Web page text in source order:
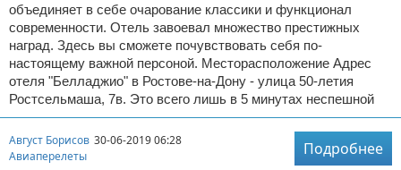
объединяет в себе очарование классики и функционал
современности. Отель завоевал множество престижных
наград. Здесь вы сможете почувствовать себя по-
настоящему важной персоной. Месторасположение Адрес
отеля "Белладжио" в Ростове-на-Дону - улица 50-летия
Ростсельмаша, 7в. Это всего лишь в 5 минутах неспешной
Август Борисов 30-06-2019 06:28
Авиаперелеты
Подробнее